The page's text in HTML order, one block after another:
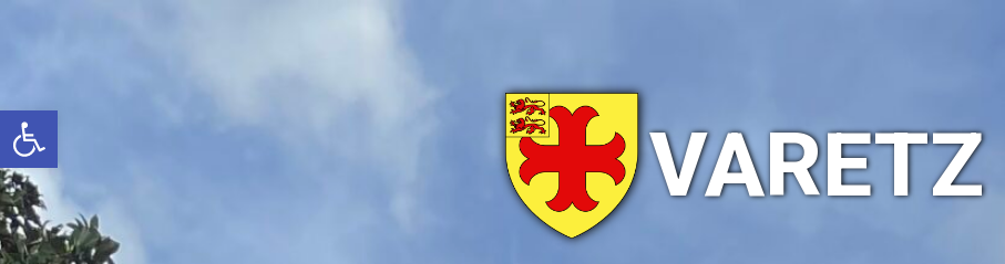
Ouvrir la barre d’outils
contenu
VARETZ